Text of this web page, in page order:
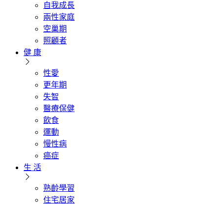
自我成長
兩性家庭
空巢期
照顧者
健 康
性愛
更年期
失智
醫療保健
飲食
運動
慢性病
癌症
生 活
熟齡學習
住宅居家